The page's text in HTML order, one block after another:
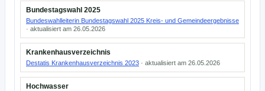
Bundestagswahl 2025
Bundeswahlleiterin Bundestagswahl 2025 Kreis- und Gemeindeergebnisse
· aktualisiert am 26.05.2026
Krankenhausverzeichnis
Destatis Krankenhausverzeichnis 2023 · aktualisiert am 26.05.2026
Hochwasser